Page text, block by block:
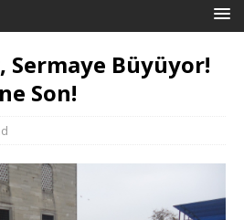
Sermaye Büyüyor!
Son!